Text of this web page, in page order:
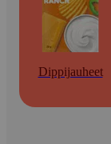
Dippijauheet